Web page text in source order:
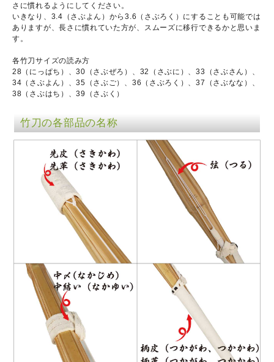
さに慣れるようにしてください。
いきなり、3.4（さぶよん）から3.6（さぶろく）にすることも可能では
ありますが、長さに慣れていた方が、スムーズに移行できるかと思いま
す。
各竹刀サイズの読み方
28（にっぱち）、30（さぶぜろ）、32（さぶに）、33（さぶさん）、
34（さぶよん）、35（さぶご）、36（さぶろく）、37（さぶなな）、
38（さぶはち）、39（さぶく）
竹刀の各部品の名称